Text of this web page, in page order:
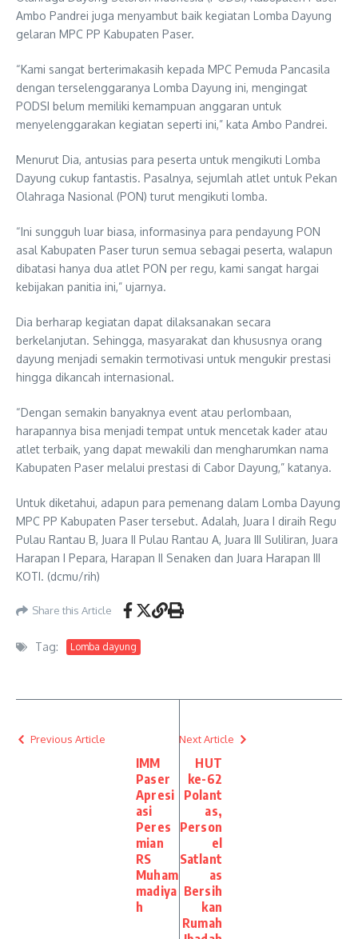
Ambo Pandrei juga menyambut baik kegiatan Lomba Dayung
gelaran MPC PP Kabupaten Paser.
“Kami sangat berterimakasih kepada MPC Pemuda Pancasila
dengan terselenggaranya Lomba Dayung ini, mengingat
PODSI belum memiliki kemampuan anggaran untuk
menyelenggarakan kegiatan seperti ini,” kata Ambo Pandrei.
Menurut Dia, antusias para peserta untuk mengikuti Lomba
Dayung cukup fantastis. Pasalnya, sejumlah atlet untuk Pekan
Olahraga Nasional (PON) turut mengikuti lomba.
“Ini sungguh luar biasa, informasinya para pendayung PON
asal Kabupaten Paser turun semua sebagai peserta, walapun
dibatasi hanya dua atlet PON per regu, kami sangat hargai
kebijakan panitia ini,” ujarnya.
Dia berharap kegiatan dapat dilaksanakan secara
berkelanjutan. Sehingga, masyarakat dan khususnya orang
dayung menjadi semakin termotivasi untuk mengukir prestasi
hingga dikancah internasional.
“Dengan semakin banyaknya event atau perlombaan,
harapannya bisa menjadi tempat untuk mencetak kader atau
atlet terbaik, yang dapat mewakili dan mengharumkan nama
Kabupaten Paser melalui prestasi di Cabor Dayung,” katanya.
Untuk diketahui, adapun para pemenang dalam Lomba Dayung
MPC PP Kabupaten Paser tersebut. Adalah, Juara I diraih Regu
Pulau Rantau B, Juara II Pulau Rantau A, Juara III Suliliran, Juara
Harapan I Pepara, Harapan II Senaken dan Juara Harapan III
KOTI. (dcmu/rih)
Share this Article
Tag: Lomba dayung
Previous Article
IMM
Paser
Apresi
asi
Peres
mian
RS
Muham
madiya
h
Next Article
HUT
ke-62
Polant
as,
Person
el
Satlant
as
Bersih
kan
Rumah